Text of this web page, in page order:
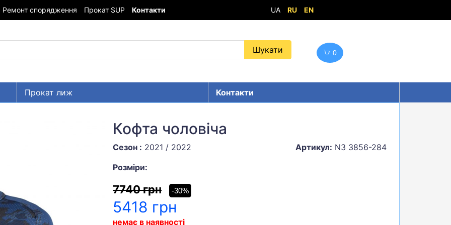
Ремонт спорядження Прокат SUP Контакти UA RU EN
0
Прокат лиж
Контакти
Кофта чоловіча
Сезон : 2021 / 2022 Артикул: N3 3856-284
Розміри:
7740 грн -30%
5418 грн
немає в наявності